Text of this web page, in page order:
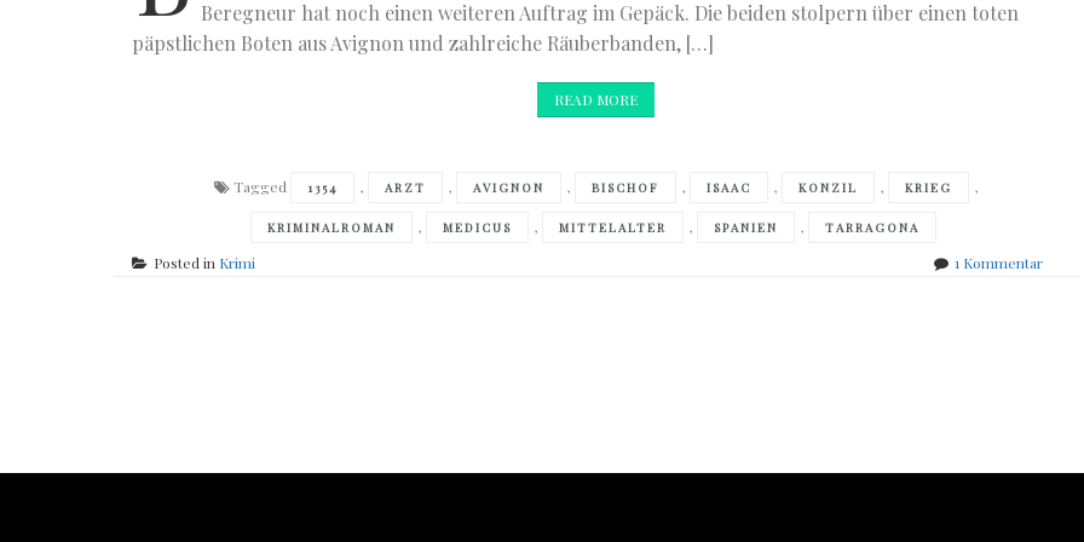
Beregneur hat noch einen weiteren Auftrag im Gepäck. Die beiden stolpern über einen toten
päpstlichen Boten aus Avignon und zahlreiche Räuberbanden, […]
READ MORE
Tagged 1354 , ARZT , AVIGNON , BISCHOF , ISAAC , KONZIL , KRIEG ,
KRIMINALROMAN , MEDICUS , MITTELALTER , SPANIEN , TARRAGONA
Posted in Krimi 1 Kommentarzu